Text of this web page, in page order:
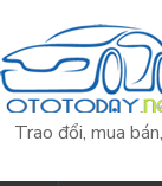
Trao đổi, mua